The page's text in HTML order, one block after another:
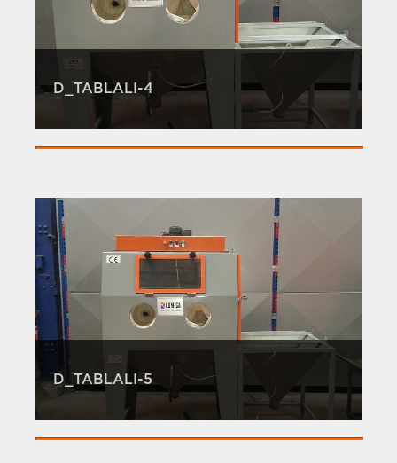
D_TABLALI-4
D_TABLALI-5